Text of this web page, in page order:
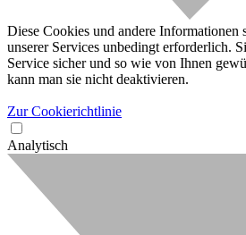
Diese Cookies und andere Informationen
unserer Services unbedingt erforderlich.
Service sicher und so wie von Ihnen
kann man sie nicht deaktivieren.
Zur Cookierichtlinie
Analytisch